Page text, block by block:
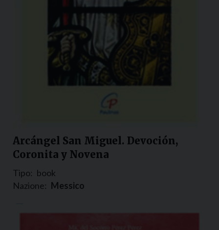
Arcángel San Miguel. Devoción,
Coronita y Novena
Tipo: book
Nazione: Messico